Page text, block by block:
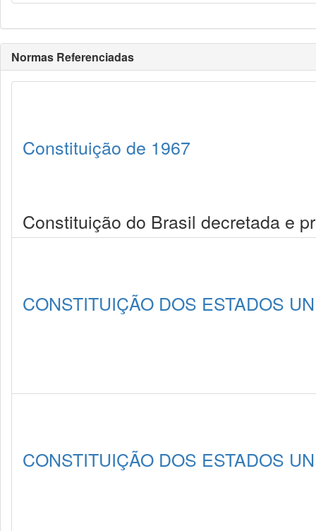
Normas Referenciadas
Constituição de 1967
Constituição do Brasil decretada e
CONSTITUIÇÃO DOS ESTADOS
CONSTITUIÇÃO DOS ESTADOS